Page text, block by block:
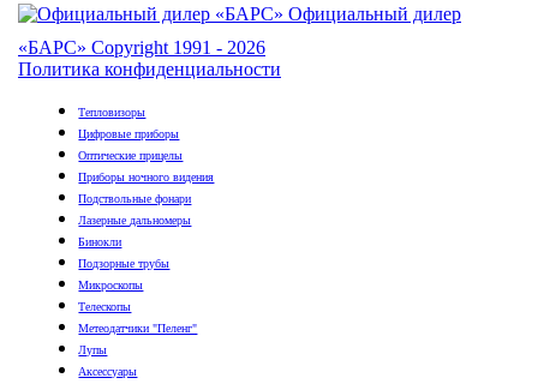
Официальный дилер
«БАРС» Copyright 1991 - 2026
Политика конфиденциальности
Тепловизоры
Цифровые приборы
Оптические прицелы
Приборы ночного видения
Подствольные фонари
Лазерные дальномеры
Бинокли
Подзорные трубы
Микроскопы
Телескопы
Метеодатчики "Пеленг"
Лупы
Аксессуары